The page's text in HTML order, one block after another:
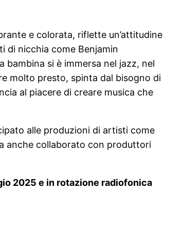
e colorata, riflette un’attitudine
di nicchia come Benjamin
bambina si è immersa nel jazz, nel
molto presto, spinta dal bisogno di
al piacere di creare musica che
alle produzioni di artisti come
anche collaborato con produttori
2025 e in rotazione radiofonica